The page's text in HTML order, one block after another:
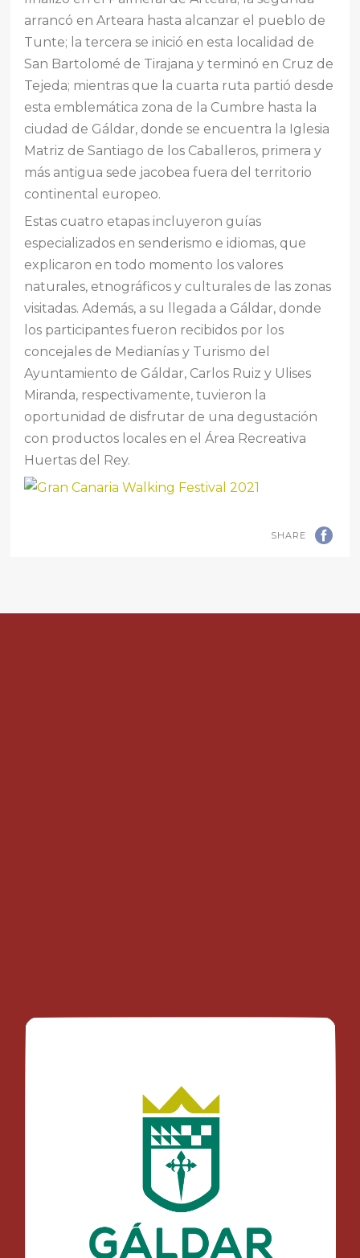
arrancó en Arteara hasta alcanzar el pueblo de
Tunte; la tercera se inició en esta localidad de
San Bartolomé de Tirajana y terminó en Cruz de
Tejeda; mientras que la cuarta ruta partió desde
esta emblemática zona de la Cumbre hasta la
ciudad de Gáldar, donde se encuentra la Iglesia
Matriz de Santiago de los Caballeros, primera y
más antigua sede jacobea fuera del territorio
continental europeo.
Estas cuatro etapas incluyeron guías
especializados en senderismo e idiomas, que
explicaron en todo momento los valores
naturales, etnográficos y culturales de las zonas
visitadas. Además, a su llegada a Gáldar, donde
los participantes fueron recibidos por los
concejales de Medianías y Turismo del
Ayuntamiento de Gáldar, Carlos Ruiz y Ulises
Miranda, respectivamente, tuvieron la
oportunidad de disfrutar de una degustación
con productos locales en el Área Recreativa
Huertas del Rey.
SHARE